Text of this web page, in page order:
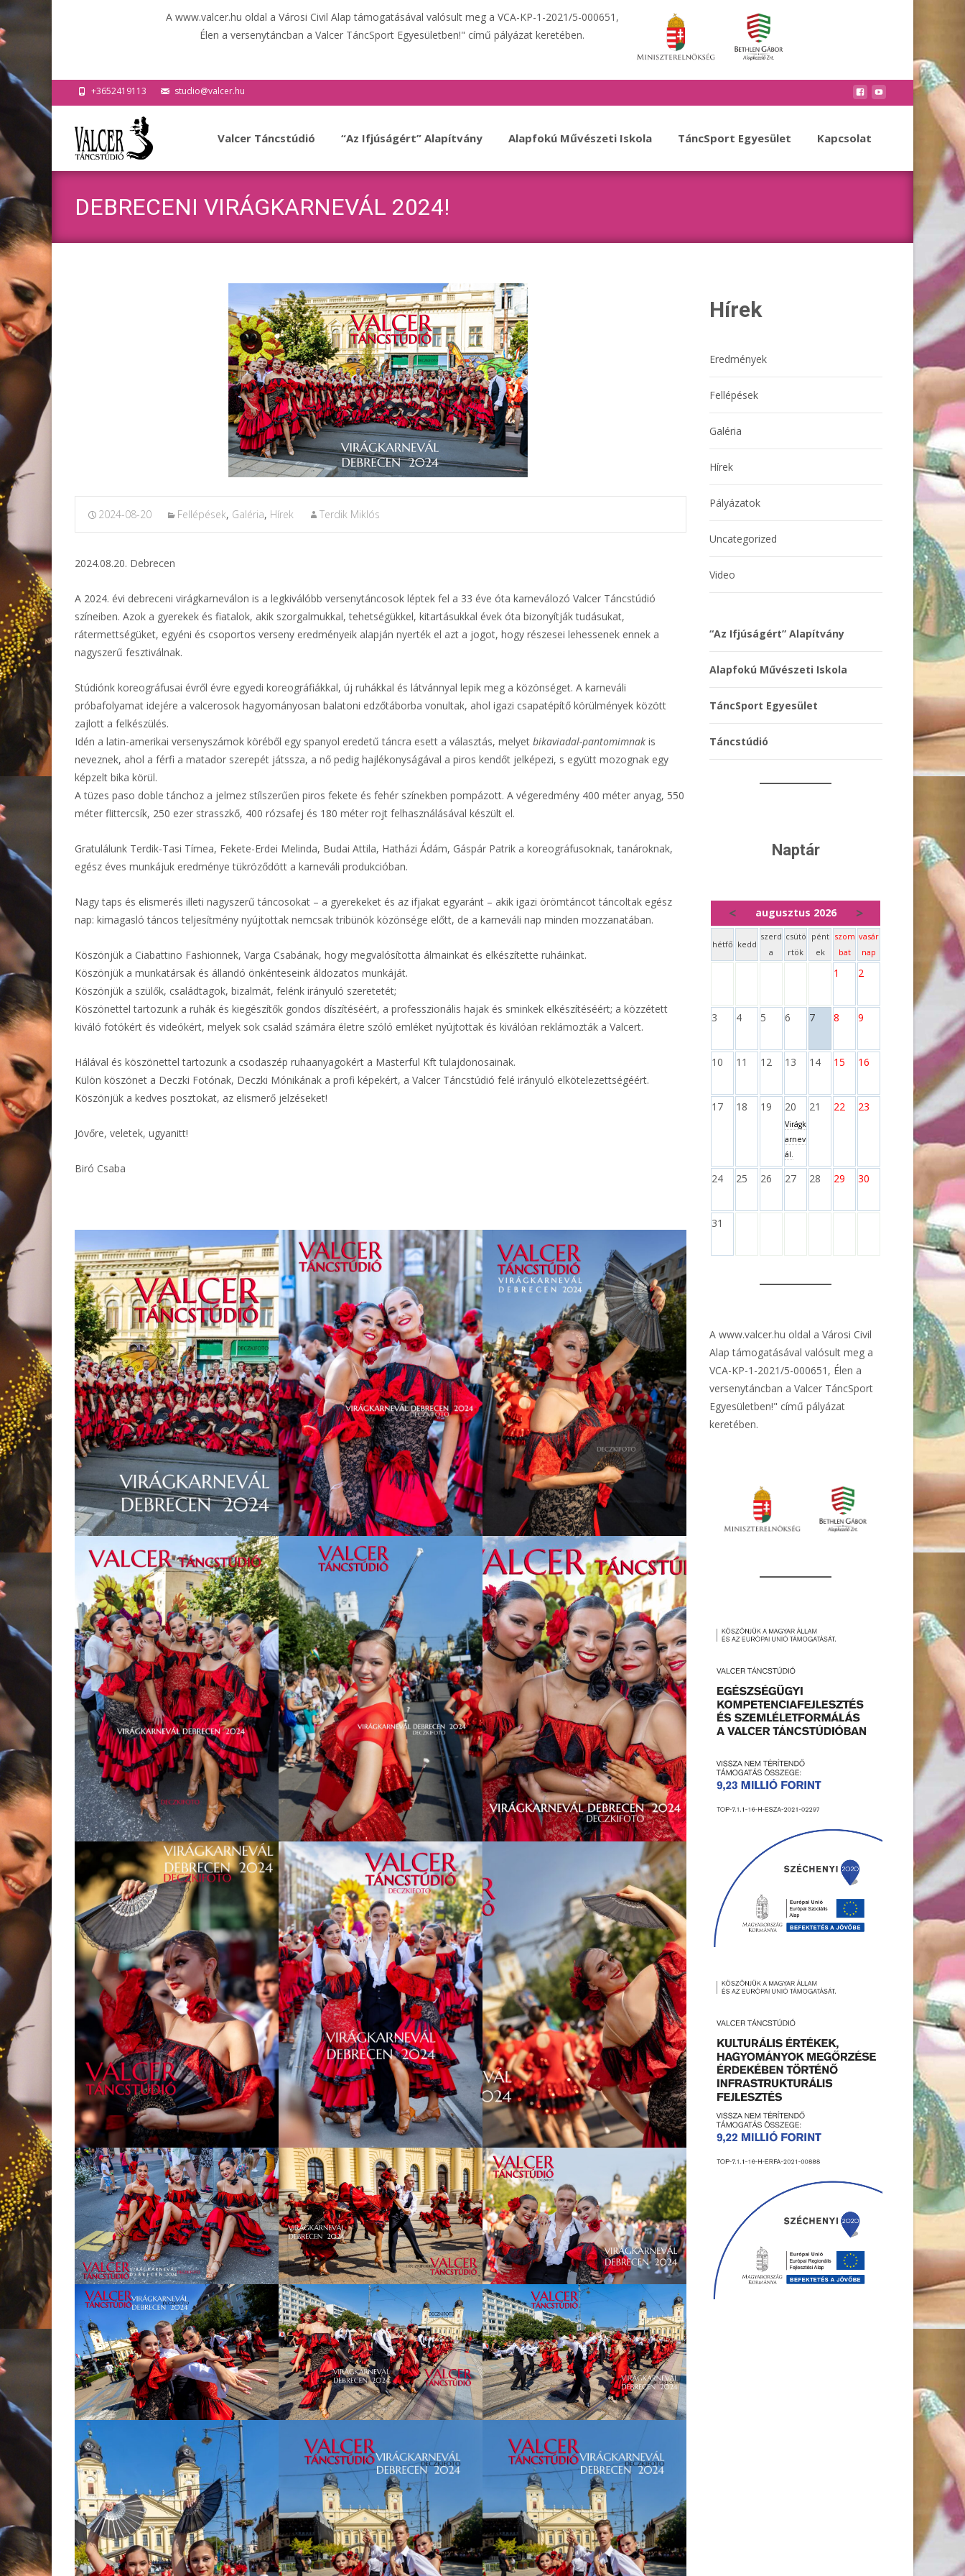
A www.valcer.hu oldal a Városi Civil Alap támogatásával valósult meg a VCA-KP-1-2021/5-000651,
Élen a versenytáncban a Valcer TáncSport Egyesületben!" című pályázat keretében.
+3652419113 studio@valcer.hu
Valcer Táncstúdió “Az Ifjúságért” Alapítvány Alapfokú Művészeti Iskola TáncSport Egyesület Kapcsolat
DEBRECENI VIRÁGKARNEVÁL 2024!
2024-08-20 Fellépések, Galéria, Hírek Terdik Miklós
2024.08.20. Debrecen
A 2024. évi debreceni virágkarneválon is a legkiválóbb versenytáncosok léptek fel a 33 éve óta karneválozó Valcer Táncstúdió
színeiben. Azok a gyerekek és fiatalok, akik szorgalmukkal, tehetségükkel, kitartásukkal évek óta bizonyítják tudásukat,
rátermettségüket, egyéni és csoportos verseny eredményeik alapján nyerték el azt a jogot, hogy részesei lehessenek ennek a
nagyszerű fesztiválnak.
Stúdiónk koreográfusai évről évre egyedi koreográfiákkal, új ruhákkal és látvánnyal lepik meg a közönséget. A karneváli
próbafolyamat idejére a valcerosok hagyományosan balatoni edzőtáborba vonultak, ahol igazi csapatépítő körülmények között
zajlott a felkészülés.
Idén a latin-amerikai versenyszámok köréből egy spanyol eredetű táncra esett a választás, melyet bikaviadal-pantomimnak is
neveznek, ahol a férfi a matador szerepét játssza, a nő pedig hajlékonyságával a piros kendőt jelképezi, s együtt mozognak egy
képzelt bika körül.
A tüzes paso doble tánchoz a jelmez stílszerűen piros fekete és fehér színekben pompázott. A végeredmény 400 méter anyag, 550
méter flittercsík, 250 ezer strasszkő, 400 rózsafej és 180 méter rojt felhasználásával készült el.
Gratulálunk Terdik-Tasi Tímea, Fekete-Erdei Melinda, Budai Attila, Hatházi Ádám, Gáspár Patrik a koreográfusoknak, tanároknak,
egész éves munkájuk eredménye tükröződött a karneváli produkcióban.
Nagy taps és elismerés illeti nagyszerű táncosokat – a gyerekeket és az ifjakat egyaránt – akik igazi örömtáncot táncoltak egész
nap: kimagasló táncos teljesítmény nyújtottak nemcsak tribünök közönsége előtt, de a karneváli nap minden mozzanatában.
Köszönjük a Ciabattino Fashionnek, Varga Csabának, hogy megvalósította álmainkat és elkészítette ruháinkat.
Köszönjük a munkatársak és állandó önkénteseink áldozatos munkáját.
Köszönjük a szülők, családtagok, bizalmát, felénk irányuló szeretetét;
Köszönettel tartozunk a ruhák és kiegészítők gondos díszítéséért, a professzionális hajak és sminkek elkészítéséért; a közzétett
kiváló fotókért és videókért, melyek sok család számára életre szóló emléket nyújtottak és kiválóan reklámozták a Valcert.
Hálával és köszönettel tartozunk a csodaszép ruhaanyagokért a Masterful Kft tulajdonosainak.
Külön köszönet a Deczki Fotónak, Deczki Mónikának a profi képekért, a Valcer Táncstúdió felé irányuló elkötelezettségéért.
Köszönjük a kedves posztokat, az elismerő jelzéseket!
Jövőre, veletek, ugyanitt!
Biró Csaba
Hírek
Eredmények
Fellépések
Galéria
Hírek
Pályázatok
Uncategorized
Video
“Az Ifjúságért” Alapítvány
Alapfokú Művészeti Iskola
TáncSport Egyesület
Táncstúdió
Naptár
< augusztus 2026 >
hétfő kedd
szerd
a
csütö
rtök
pént
ek
szom
bat
vasár
nap
1 2
3 4 5 6 7 8 9
10 11 12 13 14 15 16
17 18 19 20
Virágk
arnev
ál.
21 22 23
24 25 26 27 28 29 30
31
A www.valcer.hu oldal a Városi Civil
Alap támogatásával valósult meg a
VCA-KP-1-2021/5-000651, Élen a
versenytáncban a Valcer TáncSport
Egyesületben!" című pályázat
keretében.